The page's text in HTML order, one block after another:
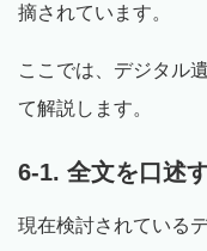
摘されています。
ここでは、デジタル
て解説します。
6-1. 全文を口述
現在検討されている